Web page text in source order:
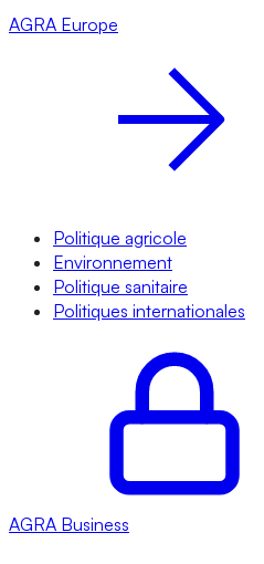
AGRA Europe
Politique agricole
Environnement
Politique sanitaire
Politiques internationales
AGRA Business